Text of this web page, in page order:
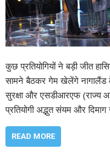
कुछ प्रतियोगियों ने बड़ी जीत
सामने बैठकर गेम खेलेंगे नागालैंड
सुरक्षा और एसडीआरएफ (राज्य
प्रतियोगी अद्भुत संयम और
READ MORE